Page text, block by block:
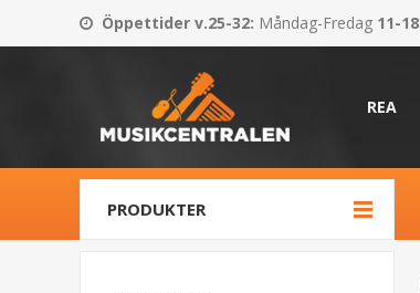
Öppettider v.25-32: Måndag-Fredag 11-18
REA
PRODUKTER